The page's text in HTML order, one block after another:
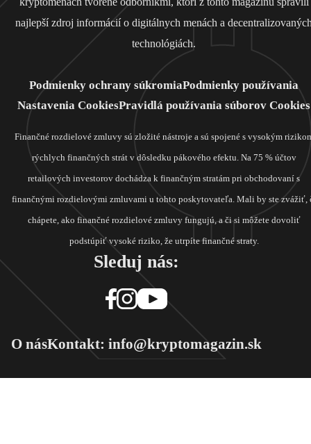
najlepší zdroj informácií o digitálnych menách a
technológiách.
Podmienky ochrany súkromiaPodmienky používania
Nastavenia CookiesPravidlá používania súborov Cookies
Finančné rozdielové zmluvy sú zložité nástroje a sú spojené s vysokým
rýchlych finančných strát v dôsledku pákového efektu. Na 75 % účtov
retailových investorov dochádza k finančným stratám pri obchodovaní s
finančnými rozdielovými zmluvami u tohto poskytovateľa. Mali by ste zvážiť,
chápete, ako finančné rozdielové zmluvy fungujú, a či si môžete dovoliť
podstúpiť vysoké riziko, že utrpíte finančné straty.
Sleduj nás:
O násKontakt: info@kryptomagazin.sk